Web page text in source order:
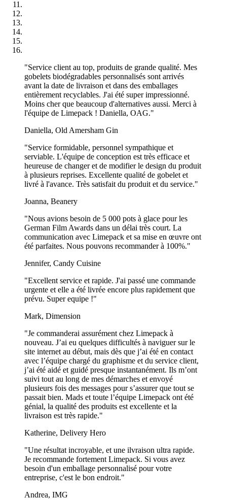
Oui, l’impression CMJN est disponible en option. Vous pouvez
choisir une impression simple en 1 couleur ou opter pour le CMJN
si votre design contient plusieurs couleurs, des illustrations ou un
branding plus détaillé.
Comment commencer le design de mes sacs à
emporter personnalisés ?
Il vous suffit de télécharger votre logo ou votre fichier graphique sur
notre site, et nous vous enverrons un aperçu graphique pour
validation. Notre équipe s’assure que votre design est prêt avant de
Quelle est la différence entre les sacs avec et sans
poignées ?
Les sacs sans poignées sont compacts et parfaits pour les
commandes rapides à emporter, tandis que les sacs avec poignées
ou plus volumineuses sur de plus longues distances.
Quelle est la différence entre les sacs en papier à fond
plat et les sacs en papier classiques ?
Les sacs en papier à fond plat offrent plus de stabilité que les sacs en
papier classiques, ce qui les rend adaptés aux aliments plus lourds ou
à plusieurs contenants. Leur base structurée aide les sacs à tenir
facilement debout et offre un meilleur maintien aux commandes à
emporter.
"Service client au top, produits de grande qualité. Mes
gobelets biodégradables personnalisés sont arrivés
avant la date de livraison et dans des emballages
entièrement recyclables. J'ai été super impressionné.
Moins cher que beaucoup d'alternatives aussi. Merci à
l'équipe de Limepack ! Daniella, OAG."
Daniella, Old Amersham Gin
"Service formidable, personnel sympathique et
serviable. L'équipe de conception est très efficace et
heureuse de changer et de modifier le design du produit
à plusieurs reprises. Excellente qualité de gobelet et
livré à l'avance. Très satisfait du produit et du service."
Joanna, Beanery
"Nous avions besoin de 5 000 pots à glace pour les
German Film Awards dans un délai très court. La
communication avec Limepack et sa mise en œuvre ont
été parfaites. Nous pouvons recommander à 100%."
Jennifer, Candy Cuisine
"Excellent service et rapide. J'ai passé une commande
urgente et elle a été livrée encore plus rapidement que
prévu. Super equipe !"
Mark, Dimension
"Je commanderai assurément chez Limepack à
nouveau. J’ai eu quelques difficultés à naviguer sur le
site internet au début, mais dès que j’ai été en contact
avec l’équipe chargé du graphisme et du service client,
j’ai été aidé et guidé presque instantanément. Ils m’ont
suivi tout au long de mes démarches et envoyé
plusieurs fois des messages pour s’assurer que tout se
passait bien. Mads et toute l’équipe Limepack ont été
génial, la qualité des produits est excellente et la
livraison est très rapide."
Katherine, Delivery Hero
"Une résultat incroyable, et une ilvraison ultra rapide.
Je recommande fortement Limepack. Si vous avez
besoin d'un emballage personnalisé pour votre
entreprise, c'est le bon endroit."
Andrea, IMG